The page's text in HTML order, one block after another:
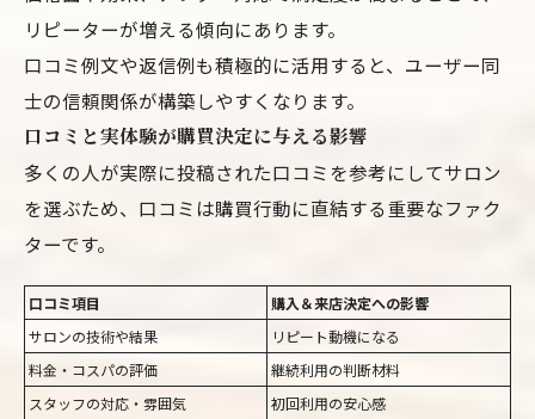
リピーターが増える傾向にあります。
口コミ例文や返信例も積極的に活用すると、ユーザー同
士の信頼関係が構築しやすくなります。
口コミと実体験が購買決定に与える影響
多くの人が実際に投稿された口コミを参考にしてサロン
を選ぶため、口コミは購買行動に直結する重要なファク
ターです。
口コミ項目
購入＆来店決定への影響
サロンの技術や結果
リピート動機になる
料金・コスパの評価
継続利用の判断材料
スタッフの対応・雰囲気
初回利用の安心感